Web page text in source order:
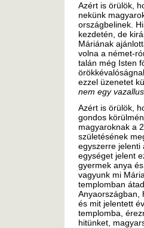
Azért is örülök,
nekünk
országbelinek.
kezdetén, de
Máriának
volna a német-
talán még Isten
ezzel üzenetet
nem egy
Azért is örülök,
gondos
magyaroknak a
születésének
egyszerre jelenti
egységet jelent
gyermek anya
vagyunk mi
templomban
Anyaországban,
és mit jelentett
templomba,
hitünket,